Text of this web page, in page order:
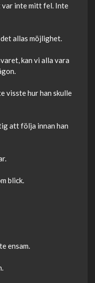
var inte mitt fel. Inte
allas möjlighet.
kan vi alla vara
visste hur han skulle
att följa innan han
blick.
ensam.